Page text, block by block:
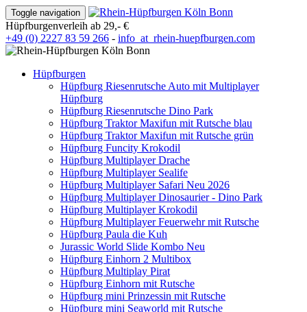
Toggle navigation
Hüpfburgenverleih ab 29,- €
+49 (0) 2227 83 59 266 - info _at_ rhein-huepfburgen.com
Hüpfburgen
Hüpfburg Riesenrutsche Auto mit Multiplayer
Hüpfburg
Hüpfburg Riesenrutsche Dino Park
Hüpfburg Traktor Maxifun mit Rutsche blau
Hüpfburg Traktor Maxifun mit Rutsche grün
Hüpfburg Funcity Krokodil
Hüpfburg Multiplayer Drache
Hüpfburg Multiplayer Sealife
Hüpfburg Multiplayer Safari Neu 2026
Hüpfburg Multiplayer Dinosaurier - Dino Park
Hüpfburg Multiplayer Krokodil
Hüpfburg Multiplayer Feuerwehr mit Rutsche
Hüpfburg Paula die Kuh
Jurassic World Slide Kombo Neu
Hüpfburg Einhorn 2 Multibox
Hüpfburg Multiplay Pirat
Hüpfburg Einhorn mit Rutsche
Hüpfburg mini Prinzessin mit Rutsche
Hüpfburg mini Seaworld mit Rutsche